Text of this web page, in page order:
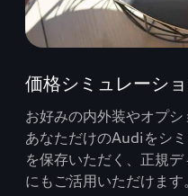
価格シミュレーシ
お好みの内外装やオプシ
あなただけのAudiをシ
を保存いただく、正規
にもご活用いただけます。